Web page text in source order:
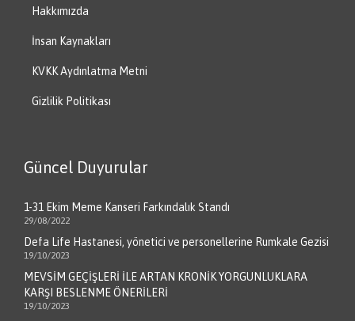
Hakkımızda
İnsan Kaynakları
KVKK Aydınlatma Metni
Gizlilik Politikası
Güncel Duyurular
1-31 Ekim Meme Kanseri Farkındalık Standı
29/08/2022
Defa Life Hastanesi, yönetici ve personellerine Rumkale Gezisi
19/10/2023
MEVSİM GEÇİŞLERİ İLE ARTAN KRONİK YORGUNLUKLARA
KARŞI BESLENME ÖNERİLERİ
19/10/2023